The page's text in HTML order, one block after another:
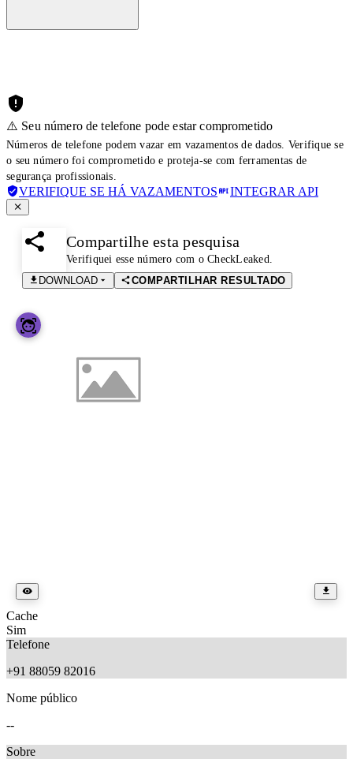
⚠️ Seu número de telefone pode estar comprometido
Números de telefone podem vazar em vazamentos de dados. Verifique se
o seu número foi comprometido e proteja-se com ferramentas de
segurança profissionais.
VERIFIQUE SE HÁ VAZAMENTOS INTEGRAR API
Compartilhe esta pesquisa
Verifiquei esse número com o CheckLeaked.
DOWNLOAD
COMPARTILHAR RESULTADO
Cache
Sim
Telefone
+91 88059 82016
Nome público
--
Sobre